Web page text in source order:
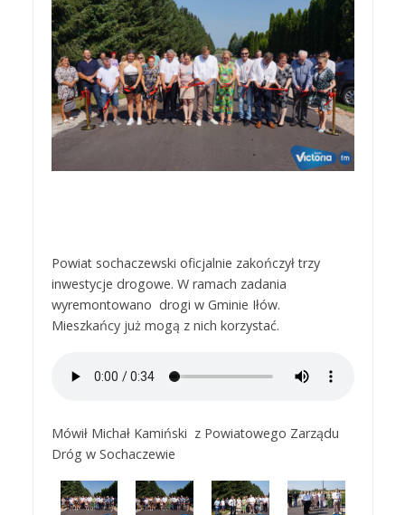
Powiat sochaczewski oficjalnie zakończył trzy
inwestycje drogowe. W ramach zadania
wyremontowano drogi w Gminie Iłów.
Mieszkańcy już mogą z nich korzystać.
Mówił Michał Kamiński z Powiatowego Zarządu
Dróg w Sochaczewie